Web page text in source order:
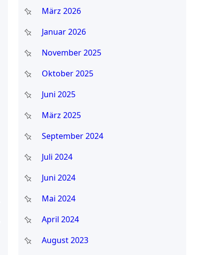
März 2026
Januar 2026
November 2025
Oktober 2025
Juni 2025
März 2025
September 2024
Juli 2024
Juni 2024
Mai 2024
April 2024
August 2023